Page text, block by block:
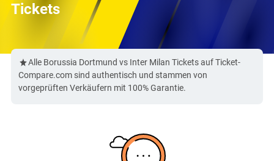
Tickets
Alle Borussia Dortmund vs Inter Milan Tickets auf Ticket-
Compare.com sind authentisch und stammen von
vorgeprüften Verkäufern mit 100% Garantie.